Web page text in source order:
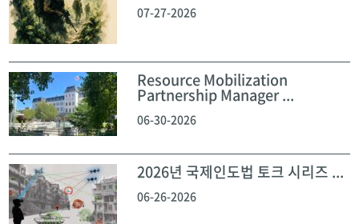
07-27-2026
Resource Mobilization
Partnership Manager ...
06-30-2026
2026년 국제인도법 토크 시리즈 ...
06-26-2026